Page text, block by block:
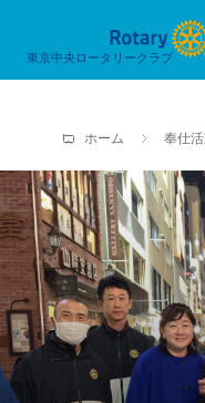
東京中央ロータリークラブ
ホーム 奉仕